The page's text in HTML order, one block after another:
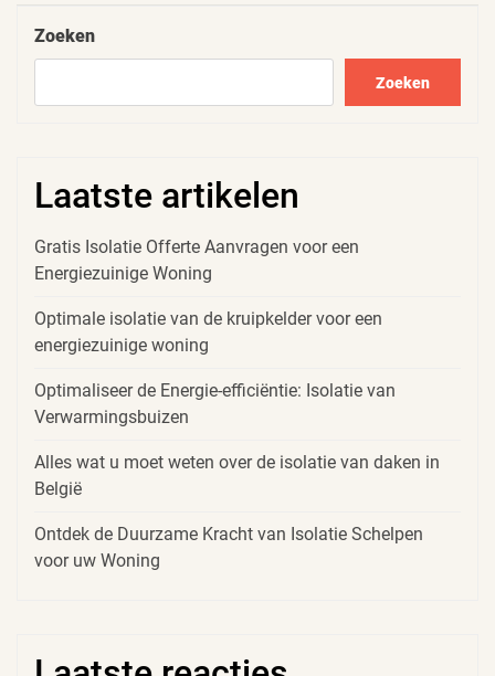
Zoeken
Zoeken
Laatste artikelen
Gratis Isolatie Offerte Aanvragen voor een
Energiezuinige Woning
Optimale isolatie van de kruipkelder voor een
energiezuinige woning
Optimaliseer de Energie-efficiëntie: Isolatie van
Verwarmingsbuizen
Alles wat u moet weten over de isolatie van daken in
België
Ontdek de Duurzame Kracht van Isolatie Schelpen
voor uw Woning